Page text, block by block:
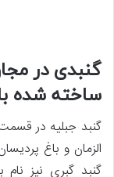
گنبدی در
ساخته شده
گنبد جبلیه در
الزمان و باغ
گنبد گبری نیز